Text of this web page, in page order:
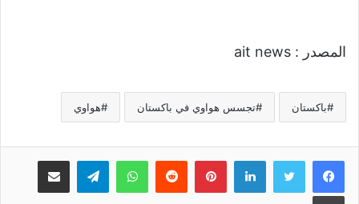
المصدر : ait news
باكستان تجسس هواوي في باكستان هواوي
لينكدإنبينتيريست واتسابتيلقرام مشاركة عبر البريد
طباعة